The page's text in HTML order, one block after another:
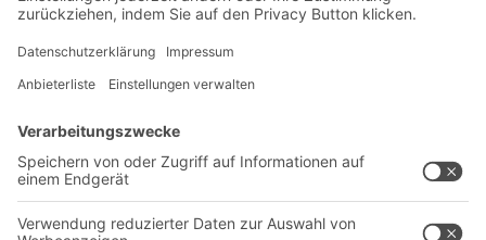
Newsletter abonnieren
Lösungen
Intralogistiklösungen
Regalsysteme
Kontaktformular